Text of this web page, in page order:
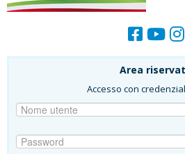
Area
Accesso con